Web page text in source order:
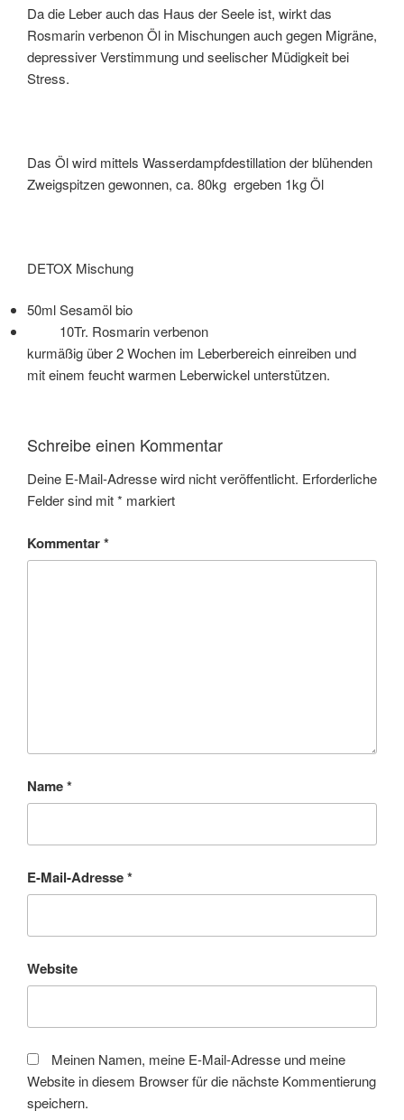
Da die Leber auch das Haus der Seele ist, wirkt das
Rosmarin verbenon Öl in Mischungen auch gegen Migräne,
depressiver Verstimmung und seelischer Müdigkeit bei
Stress.
Das Öl wird mittels Wasserdampfdestillation der blühenden
Zweigspitzen gewonnen, ca. 80kg ergeben 1kg Öl
DETOX Mischung
50ml Sesamöl bio
10Tr. Rosmarin verbenon
kurmäßig über 2 Wochen im Leberbereich einreiben und
mit einem feucht warmen Leberwickel unterstützen.
Schreibe einen Kommentar
Deine E-Mail-Adresse wird nicht veröffentlicht. Erforderliche
Felder sind mit* markiert
Kommentar*
Name*
E-Mail-Adresse*
Website
Meinen Namen, meine E-Mail-Adresse und meine
Website in diesem Browser für die nächste Kommentierung
speichern.